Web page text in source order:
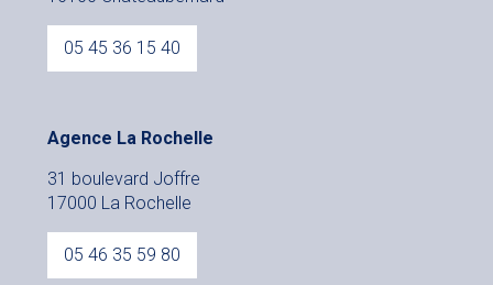
05 45 36 15 40
Agence La Rochelle
31 boulevard Joffre
17000 La Rochelle
05 46 35 59 80